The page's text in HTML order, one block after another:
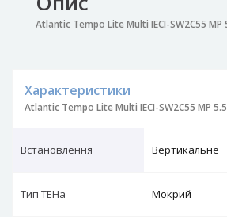
Atlantic Tempo Lite Multi IECI-SW2C55 MP
Характеристики
Atlantic Tempo Lite Multi IECI-SW2C55 MP
Встановлення Вертикальне
Тип ТЕНа Мокрий